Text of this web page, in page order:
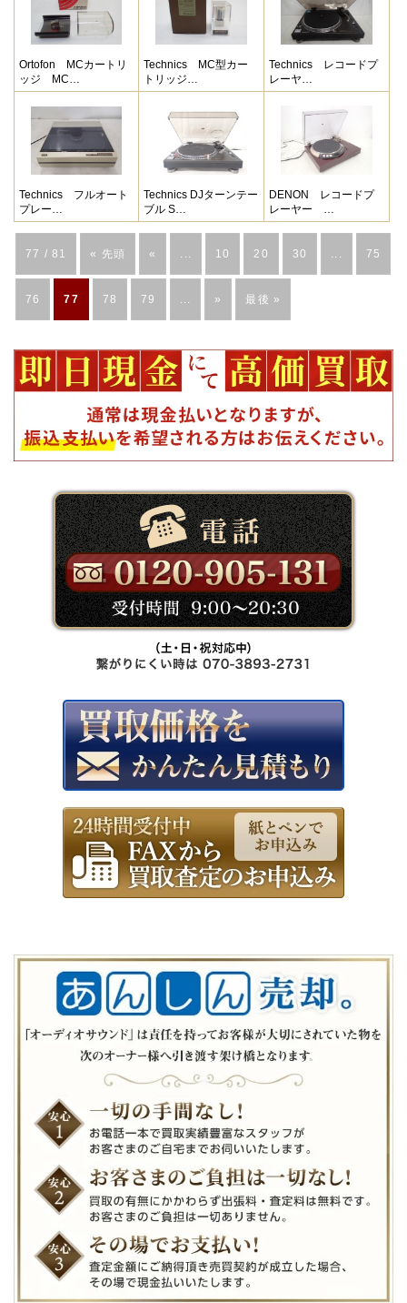
Ortofon MCカートリ
ッジ MC…
Technics MC型カー
トリッジ…
Technics レコードプ
レーヤ…
Technics フルオート
プレー…
Technics DJターンテー
ブル S…
DENON レコードプ
レーヤー …
77 / 81 « 先頭 « 10 20 30 75
76 77 78 79 » 最後 »